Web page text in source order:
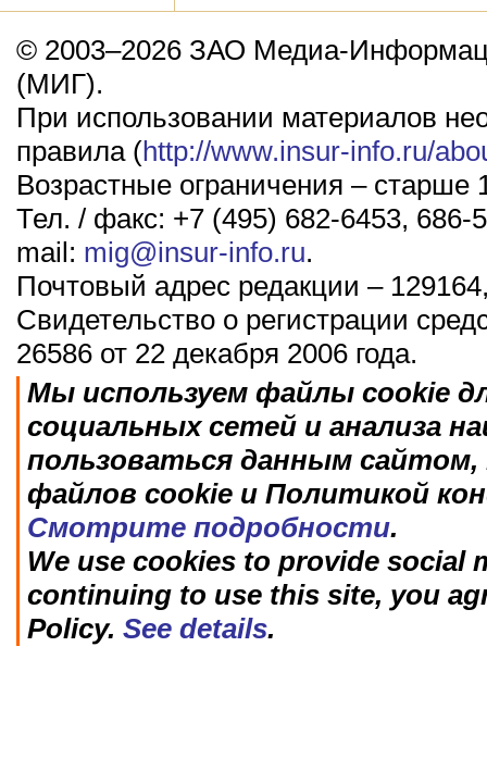
© 2003–2026 ЗАО Медиа-
(МИГ).
При использовании материалов
правила (http://www.insur-info.ru/
Возрастные ограничения – старше
Тел. / факс: +7 (495) 682-6453, 686-
mail: mig@insur-info.ru.
Почтовый адрес редакции –
Свидетельство о регистрации
26586 от 22 декабря 2006 года.
Мы используем файлы cookie
социальных сетей и анализа
пользоваться данным
файлов cookie и Политикой
Смотрите подробности.
We use cookies to provide social
continuing to use this site, you
Policy. See details.